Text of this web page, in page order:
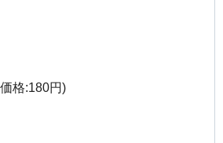
格:180円)